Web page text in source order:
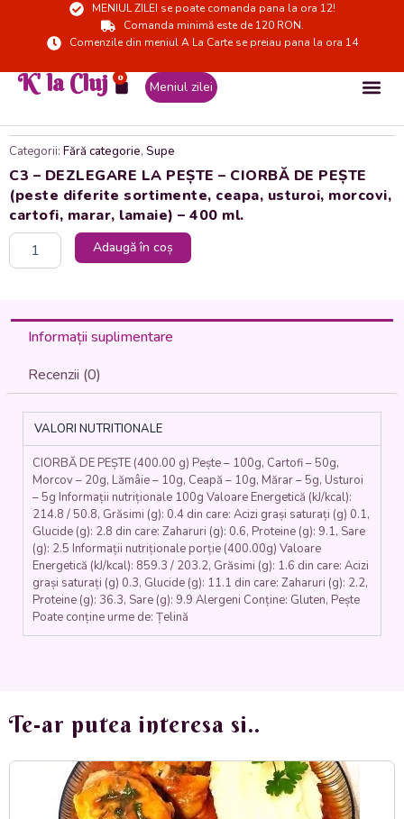
MENIUL ZILEI se poate comanda pana la ora 12!
Comanda minimă este de 120 RON.
Comenzile din meniul A La Carte se preiau pana la ora 14
K' la Cluj 0
Cart Meniul zilei
Categorii: Fără categorie, Supe
C3 – DEZLEGARE LA PEȘTE – CIORBĂ DE PEȘTE
(peste diferite sortimente, ceapa, usturoi, morcovi,
cartofi, marar, lamaie) – 400 ml.
Cantitate
PEȘTE
CIORBĂ
(peste
sortimente,
ceapa,
usturoi,
morcovi,
cartofi,
marar,
lamaie)
Adaugă în coș
Informații suplimentare
Recenzii (0)
VALORI NUTRITIONALE
CIORBĂ DE PEȘTE (400.00 g) Pește – 100g, Cartofi – 50g,
Morcov – 20g, Lămâie – 10g, Ceapă – 10g, Mărar – 5g, Usturoi
– 5g Informații nutriționale 100g Valoare Energetică (kJ/kcal):
214.8 / 50.8, Grăsimi (g): 0.4 din care: Acizi grași saturați (g) 0.1,
Glucide (g): 2.8 din care: Zaharuri (g): 0.6, Proteine (g): 9.1, Sare
(g): 2.5 Informații nutriționale porție (400.00g) Valoare
Energetică (kJ/kcal): 859.3 / 203.2, Grăsimi (g): 1.6 din care: Acizi
grași saturați (g) 0.3, Glucide (g): 11.1 din care: Zaharuri (g): 2.2,
Proteine (g): 36.3, Sare (g): 9.9 Alergeni Conține: Gluten, Pește
Poate conține urme de: Țelină
Te-ar putea interesa si..